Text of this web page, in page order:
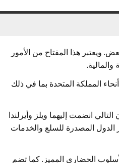
ويعتبر هذا المفتاح من الأمور
هذا المفتاح في جميع أنحاء المملكة المتحدة بما في ذلك
وفي القرن التالي انضمت إليهما ويلز وأيرلندا
الدول المصدرة للسلع والخدمات
الحضاري المميز. كما تضم